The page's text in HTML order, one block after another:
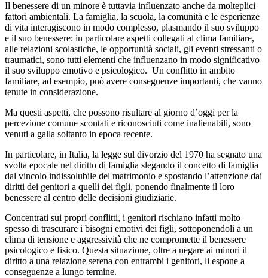
Il benessere di un minore è tuttavia influenzato anche da molteplici
fattori ambientali. La famiglia, la scuola, la comunità e le esperienze
di vita interagiscono in modo complesso, plasmando il suo sviluppo
e il suo benessere: in particolare aspetti collegati al clima familiare,
alle relazioni scolastiche, le opportunità sociali, gli eventi stressanti o
traumatici, sono tutti elementi che influenzano in modo significativo
il suo sviluppo emotivo e psicologico. Un conflitto in ambito
familiare, ad esempio, può avere conseguenze importanti, che vanno
tenute in considerazione.
Ma questi aspetti, che possono risultare al giorno d’oggi per la
percezione comune scontati e riconosciuti come inalienabili, sono
venuti a galla soltanto in epoca recente.
In particolare, in Italia, la legge sul divorzio del 1970 ha segnato una
svolta epocale nel diritto di famiglia slegando il concetto di famiglia
dal vincolo indissolubile del matrimonio e spostando l’attenzione dai
diritti dei genitori a quelli dei figli, ponendo finalmente il loro
benessere al centro delle decisioni giudiziarie.
Concentrati sui propri conflitti, i genitori rischiano infatti molto
spesso di trascurare i bisogni emotivi dei figli, sottoponendoli a un
clima di tensione e aggressività che ne compromette il benessere
psicologico e fisico. Questa situazione, oltre a negare ai minori il
diritto a una relazione serena con entrambi i genitori, li espone a
conseguenze a lungo termine.